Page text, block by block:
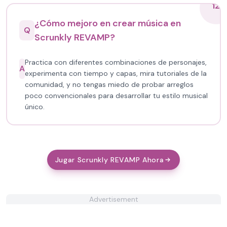
12
Q
¿Cómo mejoro en crear música en
Scrunkly REVAMP?
A
Practica con diferentes combinaciones de personajes,
experimenta con tiempo y capas, mira tutoriales de la
comunidad, y no tengas miedo de probar arreglos
poco convencionales para desarrollar tu estilo musical
único.
Jugar Scrunkly REVAMP Ahora
Advertisement